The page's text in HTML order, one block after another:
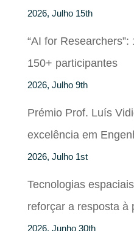
2026, Julho 15th
“AI for
150+ participantes
2026, Julho 9th
Prémio Prof. Luís
excelência em
2026, Julho 1st
Tecnologias
reforçar a resposta à
2026, Junho 30th